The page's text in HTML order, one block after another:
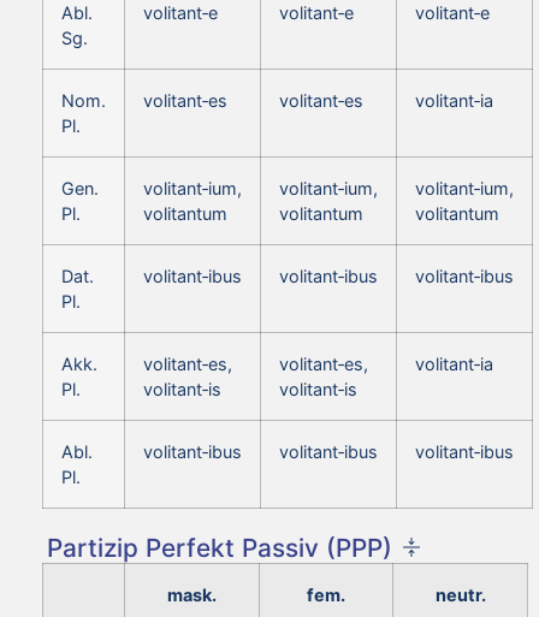
Abl.
Sg.
volitant‑e volitant‑e volitant‑e
Nom.
Pl.
volitant‑es volitant‑es volitant‑ia
Gen.
Pl.
volitant‑ium,
volitantum
volitant‑ium,
volitantum
volitant‑ium,
volitantum
Dat.
Pl.
volitant‑ibus volitant‑ibus volitant‑ibus
Akk.
Pl.
volitant‑es,
volitant‑is
volitant‑es,
volitant‑is
volitant‑ia
Abl.
Pl.
volitant‑ibus volitant‑ibus volitant‑ibus
Partizip Perfekt Passiv (PPP)
mask. fem. neutr.